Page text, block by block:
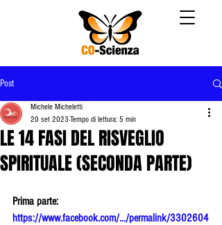
Post
LE 14 FASI DEL RISVEGLIO
SPIRITUALE (SECONDA PARTE)
Michele Micheletti
20 set 2023 Tempo di lettura: 5 min
Prima parte:
https://www.facebook.com/.../permalink/3302604